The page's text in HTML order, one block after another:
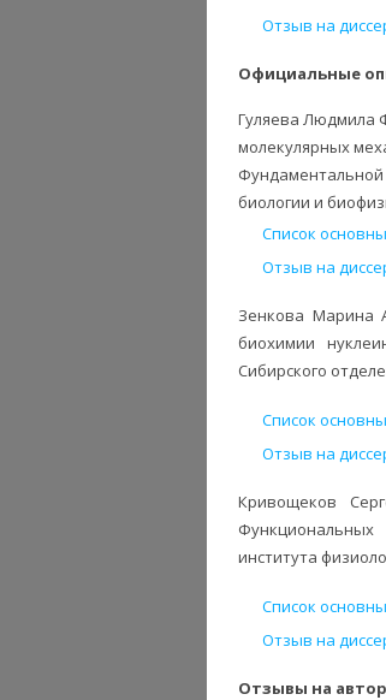
Отзыв на
Официальные
Гуляева Людмила
молекулярных
Фундаментальной
биологии и
Список
Отзыв на
Зенкова Марина
биохимии
Сибирского
Список
Отзыв на
Кривощеков
института
Список
Отзыв на
Отзывы на